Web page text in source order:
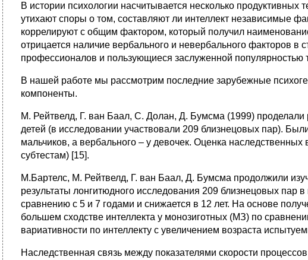
В истории психологии насчитывается несколько
утихают споры о том, составляют ли интеллект независимые
коррелируют с общим фактором, который получил
отрицается наличие вербального и невербального факторов в
профессионалов и пользующиеся заслуженной популярностью
В нашей работе мы рассмотрим последние зарубежные
компоненты.
М. Рейтвелд, Г. ван Баал, С. Долан, Д. Бумсма (1999) проделали
детей (в исследовании участвовали 209 близнецовых пар).
мальчиков, а вербального – у девочек. Оценка
субтестам) [15].
М.Бартелс, М. Рейтвелд, Г. ван Баал, Д. Бумсма продолжили
результаты лонгитюдного исследования 209 близнецовых пар в
сравнению с 5 и 7 годами и снижается в 12 лет. На основе
большем сходстве интеллекта у монозиготных (МЗ) по
вариативности по интеллекту с увеличением возраста
Наследственная связь между показателями скорости